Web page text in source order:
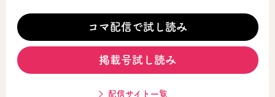
コミックエッセイ
コマ配信で試し読み
掲載号試し読み
配信サイト一覧